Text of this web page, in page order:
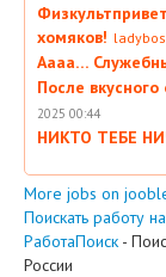
хомяков!
Аааа…
После
2025 00:44
НИКТО ТЕБЕ
More jobs on
Поискать работу
РаботаПоиск -
России